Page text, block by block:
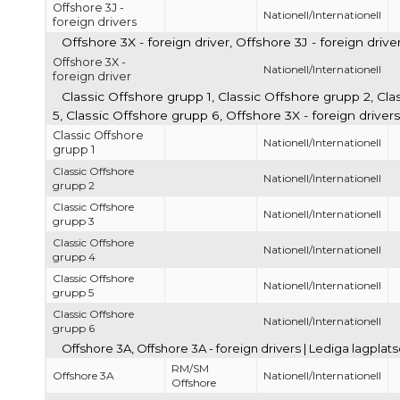
Offshore 3J -
foreign drivers
Nationell/Internationell
Offshore 3X - foreign driver, Offshore 3J - foreign
Offshore 3X -
foreign driver
Nationell/Internationell
Classic Offshore grupp 1, Classic Offshore grupp 2,
5, Classic Offshore grupp 6, Offshore 3X - foreign
Classic Offshore
grupp 1
Nationell/Internationell
Classic Offshore
grupp 2
Nationell/Internationell
Classic Offshore
grupp 3
Nationell/Internationell
Classic Offshore
grupp 4
Nationell/Internationell
Classic Offshore
grupp 5
Nationell/Internationell
Classic Offshore
grupp 6
Nationell/Internationell
Offshore 3A, Offshore 3A - foreign drivers | Lediga
Offshore 3A
RM/SM
Offshore
Nationell/Internationell